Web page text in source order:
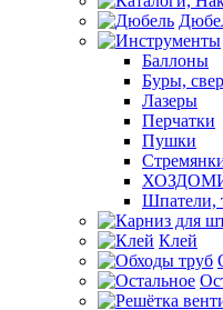
Баллоны
Буры,
Лазеры
Перчатки
Пушки
Шпатели,
Клей